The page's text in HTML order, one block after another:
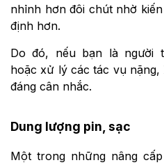
nhỉnh hơn đôi chút nhờ
định hơn.
Do đó, nếu bạn là người
hoặc xử lý các tác vụ
đáng cân nhắc.
Dung lượng pin, sạc
Một trong những nâng